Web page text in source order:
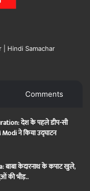
| Hindi Samachar
Comments
देश के पहले डीप-सी
ने किया उद्घाटन
बाबा केदारनाथ के कपाट खुले,
की भीड़..